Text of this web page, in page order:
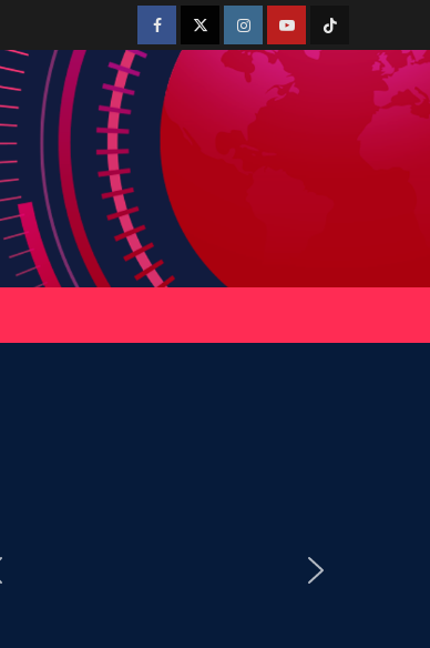
FacebookTwitterInstagramYoutubeTiktok